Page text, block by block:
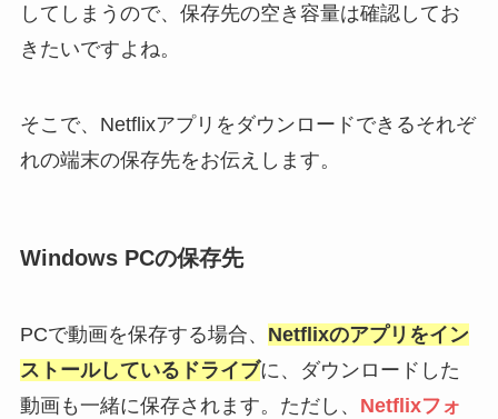
してしまうので、保存先の空き容量は確認してお
きたいですよね。
そこで、Netflixアプリをダウンロードできるそれぞ
れの端末の保存先をお伝えします。
Windows PCの保存先
PCで動画を保存する場合、 Netflixのアプリをイン
ストールしているドライブに、ダウンロードした
動画も一緒に保存されます。ただし、 Netflixフォ